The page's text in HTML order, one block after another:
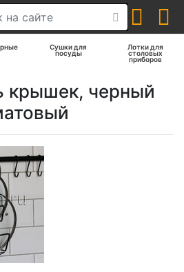
Сушки для
посуды
Лотки для
столовых
приборов
крышек, черный